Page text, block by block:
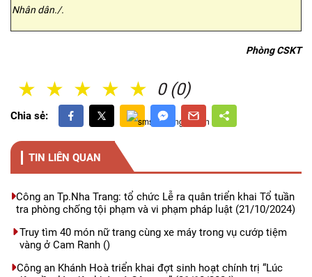
Nhân dân./.
Phòng CSKT
0 (0)
5 Sao
4 Sao
3 Sao
2 Sao
1 Sao
Chia sẻ:
TIN LIÊN QUAN
Công an Tp.Nha Trang: tổ chức Lễ ra quân triển khai Tổ tuần
tra phòng chống tội phạm và vi phạm pháp luật (21/10/2024)
Truy tìm 40 món nữ trang cùng xe máy trong vụ cướp tiệm
vàng ở Cam Ranh()
Công an Khánh Hoà triển khai đợt sinh hoạt chính trị “Lúc